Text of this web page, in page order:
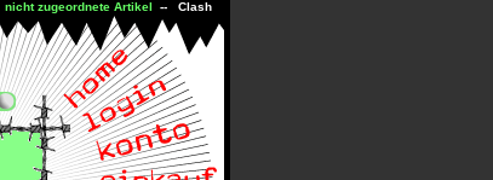
nicht zugeordnete Artikel -- Clash